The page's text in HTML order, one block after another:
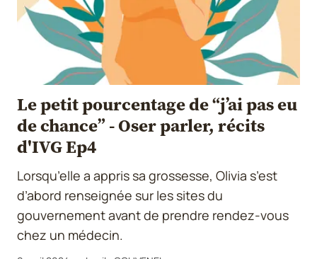
Le petit pourcentage de “j’ai pas eu
de chance” - Oser parler, récits
d'IVG Ep4
Lorsqu’elle a appris sa grossesse, Olivia s’est
d’abord renseignée sur les sites du
gouvernement avant de prendre rendez-vous
chez un médecin.